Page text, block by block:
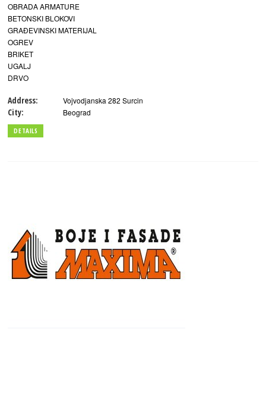
OBRADA ARMATURE
BETONSKI BLOKOVI
GRAĐEVINSKI MATERIJAL
OGREV
BRIKET
UGALJ
DRVO
Address: Vojvodjanska 282 Surcin
City: Beograd
DETAILS